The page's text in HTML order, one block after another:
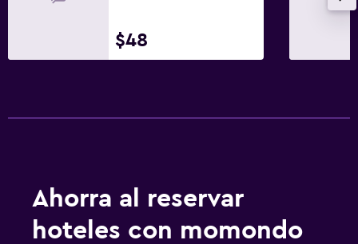
$48
Ahorra al reservar
hoteles con momondo